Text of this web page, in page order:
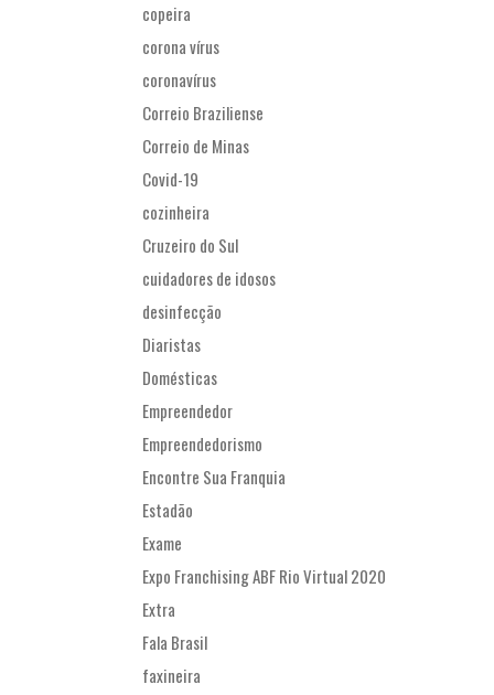
copeira
corona vírus
coronavírus
Correio Braziliense
Correio de Minas
Covid-19
cozinheira
Cruzeiro do Sul
cuidadores de idosos
desinfecção
Diaristas
Domésticas
Empreendedor
Empreendedorismo
Encontre Sua Franquia
Estadão
Exame
Expo Franchising ABF Rio Virtual 2020
Extra
Fala Brasil
faxineira